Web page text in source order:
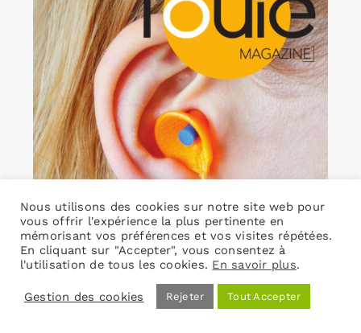
Nous utilisons des cookies sur notre site web pour
vous offrir l'expérience la plus pertinente en
mémorisant vos préférences et vos visites répétées.
En cliquant sur "Accepter", vous consentez à
l'utilisation de tous les cookies. En savoir plus.
Gestion des cookies Rejeter Tout Accepter